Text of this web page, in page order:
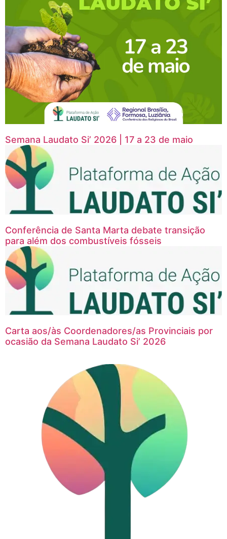
Semana Laudato Si’ 2026 | 17 a 23 de maio
Conferência de Santa Marta debate transição
para além dos combustíveis fósseis
Carta aos/às Coordenadores/as Provinciais por
ocasião da Semana Laudato Si’ 2026